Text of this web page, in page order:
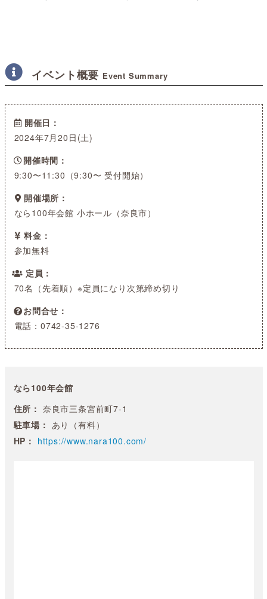
イベント概要 Event Summary
開催日
2024年7月20日(土)
開催時間
9:30〜11:30（9:30〜 受付開始）
開催場所
なら100年会館 小ホール（奈良市）
料金
参加無料
定員
70名（先着順）※定員になり次第締め切り
お問合せ
電話：0742-35-1276
なら100年会館
住所： 奈良市三条宮前町7-1
駐車場： あり（有料）
HP： https://www.nara100.com/